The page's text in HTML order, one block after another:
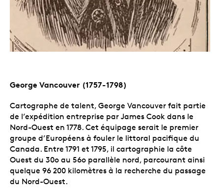
George Vancouver (1757-1798)
Cartographe de talent, George Vancouver fait partie
de l’expédition entreprise par James Cook dans le
Nord-Ouest en 1778. Cet équipage serait le premier
groupe d’Européens à fouler le littoral pacifique du
Canada. Entre 1791 et 1795, il cartographie la côte
Ouest du 30o au 56o parallèle nord, parcourant ainsi
quelque 96 200 kilomètres à la recherche du passage
du Nord-Ouest.